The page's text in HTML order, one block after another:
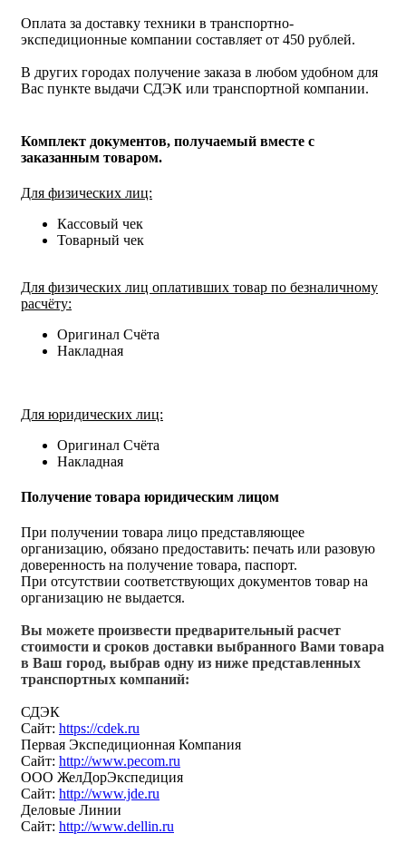
Оплата за доставку техники в транспортно-
экспедиционные компании составляет от 450 рублей.
В других городах получение заказа в любом удобном для
Вас пункте выдачи СДЭК или транспортной компании.
Комплект документов, получаемый вместе с
заказанным товаром.
Для физических лиц:
Кассовый чек
Товарный чек
Для физических лиц оплативших товар по безналичному
расчёту:
Оригинал Счёта
Накладная
Для юридических лиц:
Оригинал Счёта
Накладная
Получение товара юридическим лицом
При получении товара лицо представляющее
организацию, обязано предоставить: печать или разовую
доверенность на получение товара, паспорт.
При отсутствии соответствующих документов товар на
организацию не выдается.
Вы можете произвести предварительный расчет
стоимости и сроков доставки выбранного Вами товара
в Ваш город, выбрав одну из ниже представленных
транспортных компаний:
СДЭК
Сайт: https://cdek.ru
Первая Экспедиционная Компания
Сайт: http://www.pecom.ru
ООО ЖелДорЭкспедиция
Сайт: http://www.jde.ru
Деловые Линии
Сайт: http://www.dellin.ru